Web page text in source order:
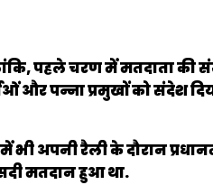
पहले चरण में मतदाता की
और पन्ना प्रमुखों को संदेश
अपनी रैली के दौरान
मतदान हुआ था.